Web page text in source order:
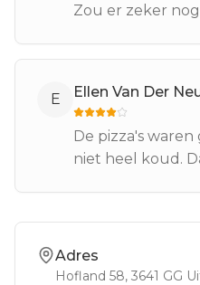
Zou er zeker
E Ellen Van Der
De pizza's
niet heel koud.
Adres
Hofland 58, 3641 GG